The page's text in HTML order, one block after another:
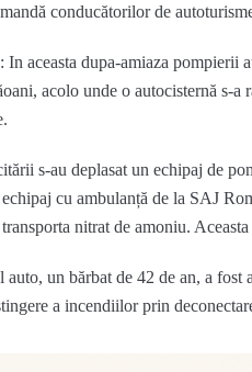
conducătorilor de
In aceasta dupa-amiaza pompierii
acolo unde o autocisternă s-
s-au deplasat un echipaj de
cu ambulanță de la SAJ
nitrat de amoniu.
auto, un bărbat de 42 de an, a
a incendiilor prin